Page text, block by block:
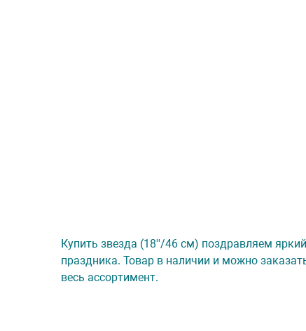
Купить звезда (18''/46 см) поздравляем
праздника. Товар в наличии и можно
весь ассортимент.